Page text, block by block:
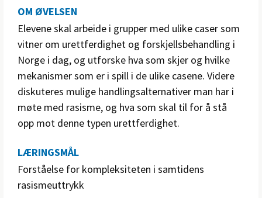
OM ØVELSEN
Elevene skal arbeide i grupper med ulike caser som
vitner om urettferdighet og forskjellsbehandling i
Norge i dag, og utforske hva som skjer og hvilke
mekanismer som er i spill i de ulike casene. Videre
diskuteres mulige handlingsalternativer man har i
møte med rasisme, og hva som skal til for å stå
opp mot denne typen urettferdighet.
LÆRINGSMÅL
Forståelse for kompleksiteten i samtidens
rasismeuttrykk